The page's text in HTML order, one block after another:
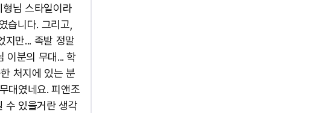
님 스타일이라
습니다. 그리고,
지만... 족발 정말
이분의 무대... 학
처지에 있는 분
대였네요. 피앤조
수 있을거란 생각